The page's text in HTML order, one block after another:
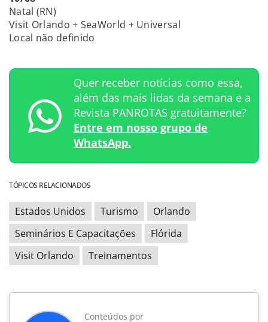
Natal (RN)
Visit Orlando + SeaWorld + Universal
Local não definido
Quer receber notícias como essa,
além das mais lidas da semana e a
Revista PANROTAS gratuitamente?
Entre em nosso grupo de
WhatsApp.
TÓPICOS RELACIONADOS
Estados Unidos Turismo
Orlando
Seminários E Capacitações
Flórida
Visit Orlando
Treinamentos
Conteúdos por